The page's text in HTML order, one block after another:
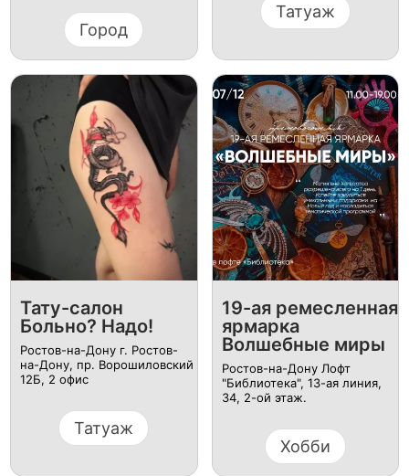
Город
Татуаж
Тату-салон
Больно? Надо!
Ростов-на-Дону г. Ростов-
на-Дону, пр. Ворошиловский
12Б, ​2 офис
Татуаж
19-ая ремесленная
ярмарка
Волшебные миры
Ростов-на-Дону Лофт
"Библиотека", 13-ая линия,
34, 2-ой этаж.
Хобби